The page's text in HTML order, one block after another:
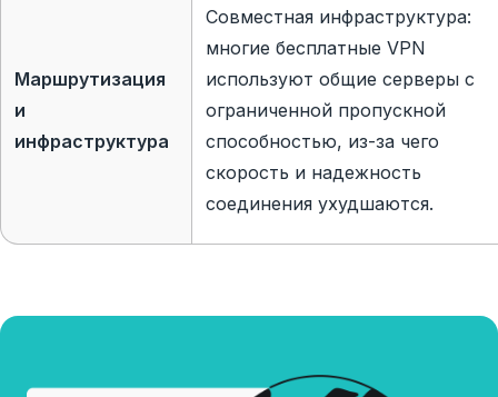
Маршрутизация
и
инфраструктура
Совместная инфраструктура:
многие бесплатные VPN
используют общие серверы с
ограниченной пропускной
способностью, из-за чего
скорость и надежность
соединения ухудшаются.